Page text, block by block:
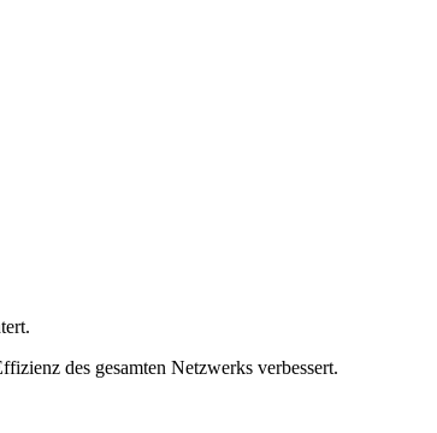
des gesamten Netzwerks verbessert.